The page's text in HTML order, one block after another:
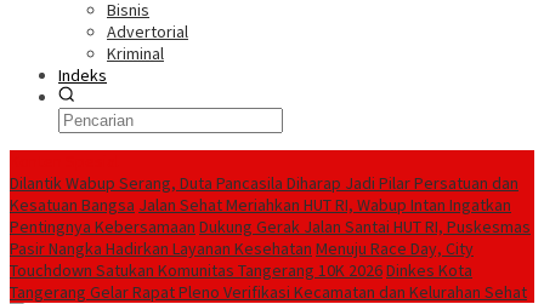
Bisnis
Advertorial
Kriminal
Indeks
Dilantik Wabup Serang, Duta Pancasila Diharap Jadi Pilar Persatuan dan
Kesatuan Bangsa Jalan Sehat Meriahkan HUT RI, Wabup Intan Ingatkan
Pentingnya Kebersamaan Dukung Gerak Jalan Santai HUT RI, Puskesmas
Pasir Nangka Hadirkan Layanan Kesehatan Menuju Race Day, City
Touchdown Satukan Komunitas Tangerang 10K 2026Dinkes Kota
Tangerang Gelar Rapat Pleno Verifikasi Kecamatan dan Kelurahan Sehat